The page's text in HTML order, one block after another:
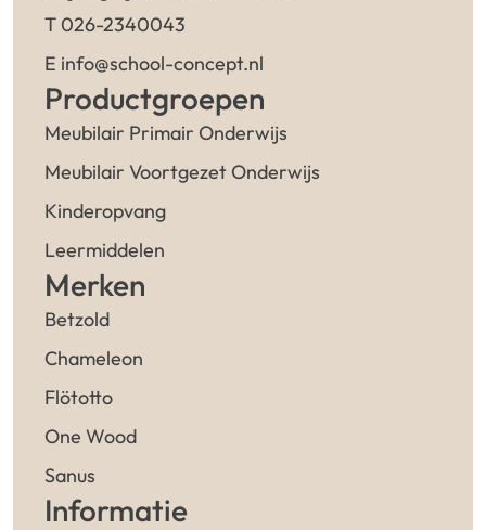
T 026-2340043
E info@school-concept.nl
Productgroepen
Meubilair Primair Onderwijs
Meubilair Voortgezet Onderwijs
Kinderopvang
Leermiddelen
Merken
Betzold
Chameleon
Flötotto
One Wood
Sanus
Informatie